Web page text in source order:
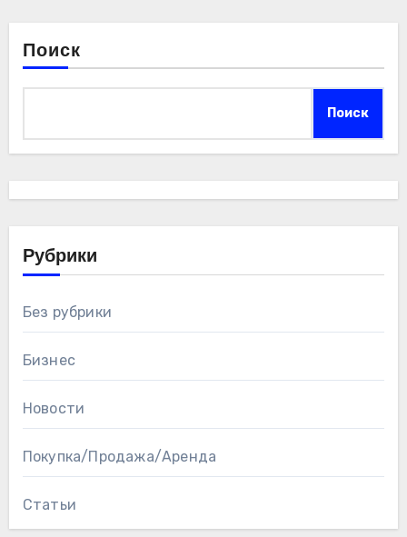
Поиск
Поиск
Рубрики
Без рубрики
Бизнес
Новости
Покупка/Продажа/Аренда
Статьи